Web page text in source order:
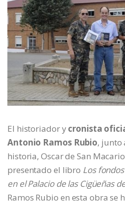
El historiador y cronista
Antonio Ramos Rubio, junto
historia, Oscar de San
presentado el libro Los
en el Palacio de las Cigüeñas
Ramos Rubio en esta obra se